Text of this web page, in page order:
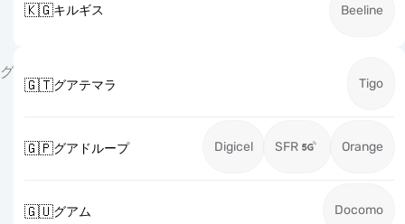
🇰🇬キルギス Beeline
グ
🇬🇹グアテマラ Tigo
🇬🇵グアドループ Digicel SFR Orange
🇬🇺グアム Docomo